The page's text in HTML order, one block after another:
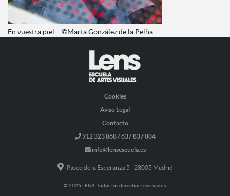
En vuestra piel – ©Marta González de la Pelña
Cookies
Aviso Legal
Contacto
912 323 868 / 637 837 004
info@lensescuela.es
Paseo de la Esperanza 5 - 28005 Madrid
© 2026 LENS. Todos los derechos reservados.